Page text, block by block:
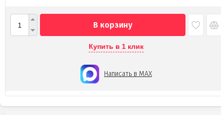
В корзину
Купить в 1 клик
Написать в MAX